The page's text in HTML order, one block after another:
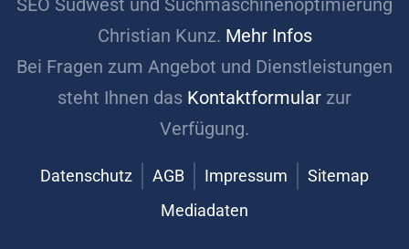
SEO Südwest und Suchmaschinenoptimierung
Christian Kunz. Mehr Infos
Bei Fragen zum Angebot und Dienstleistungen
steht Ihnen das Kontaktformular zur
Verfügung.
Datenschutz AGB Impressum
Sitemap
Mediadaten